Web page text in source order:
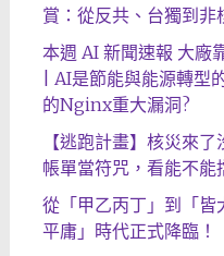
賞：從反共、台獨到非
本週 AI 新聞速報 大廠
| AI是節能與能源轉型
的Nginx重大漏洞?
【逃跑計畫】核災來
帳單當符咒，看能不能
從「甲乙丙丁」到「皆
平庸」時代正式降臨！